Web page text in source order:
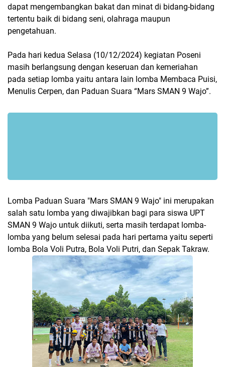
dapat mengembangkan bakat dan minat di bidang-bidang
tertentu baik di bidang seni, olahraga maupun
pengetahuan.
Pada hari kedua Selasa (10/12/2024) kegiatan Poseni
masih berlangsung dengan keseruan dan kemeriahan
pada setiap lomba yaitu antara lain lomba Membaca Puisi,
Menulis Cerpen, dan Paduan Suara “Mars SMAN 9 Wajo”.
Lomba Paduan Suara "Mars SMAN 9 Wajo" ini merupakan
salah satu lomba yang diwajibkan bagi para siswa UPT
SMAN 9 Wajo untuk diikuti, serta masih terdapat lomba-
lomba yang belum selesai pada hari pertama yaitu seperti
lomba Bola Voli Putra, Bola Voli Putri, dan Sepak Takraw.